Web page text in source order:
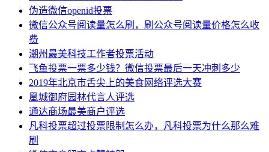
伪造微信openid投票
微信公众号阅读量怎么刷，刷公众号阅读量价格怎么收
费
潮州最美科技工作者投票活动
飞鱼投票一票多少钱？微信投票最后一天冲刺多少
2019年北京市舌尖上的美食网络评选大赛
凰城御府园林代言人评选
通达商场最美商户评选
凡科投票超过投票限制怎么办，凡科投票为什么那么难
刷